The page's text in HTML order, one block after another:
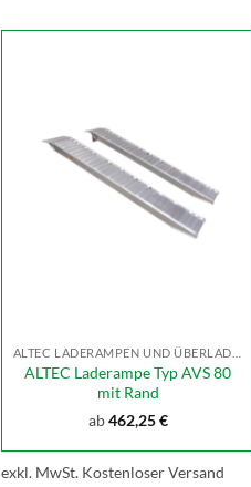
ALTEC Laderampe Typ AVS 80
mit Rand
ab462,25€
exkl. MwSt. Kostenloser Versand